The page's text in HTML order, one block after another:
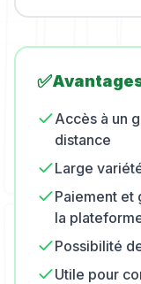
✅
Accès à un
distance
Large
Paiement et
la
Possibilité
Utile pour